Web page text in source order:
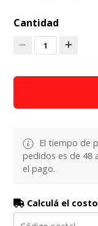
Cantidad
1
El tiempo de
pedidos es de 48
el pago.
Calculá el